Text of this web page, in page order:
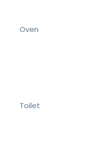
Oven
Toilet